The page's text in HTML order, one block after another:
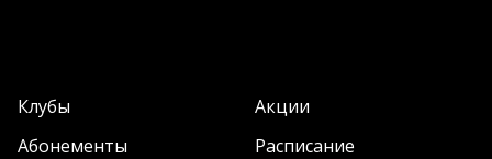
Клубы
Акции
Абонементы
Расписание